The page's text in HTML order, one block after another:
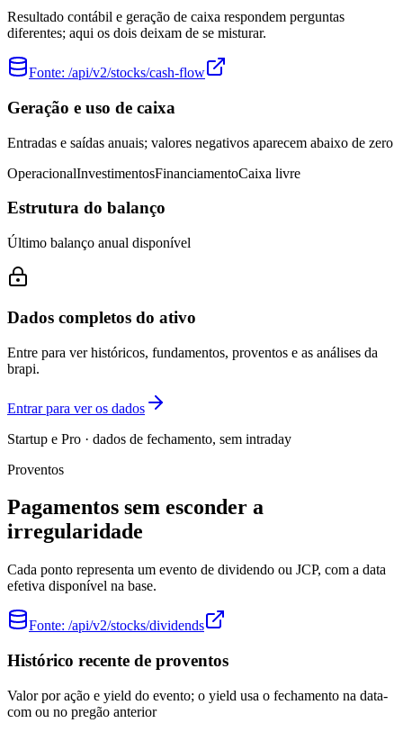
Resultado contábil e geração de caixa respondem perguntas
diferentes; aqui os dois deixam de se misturar.
Fonte: /api/v2/stocks/cash-flow
Geração e uso de caixa
Entradas e saídas anuais; valores negativos aparecem abaixo de zero
OperacionalInvestimentosFinanciamentoCaixa livre
Estrutura do balanço
Último balanço anual disponível
Dados completos do ativo
Entre para ver históricos, fundamentos, proventos e as análises da
brapi.
Entrar para ver os dados
Startup e Pro · dados de fechamento, sem intraday
Proventos
Pagamentos sem esconder a
irregularidade
Cada ponto representa um evento de dividendo ou JCP, com a data
efetiva disponível na base.
Fonte: /api/v2/stocks/dividends
Histórico recente de proventos
Valor por ação e yield do evento; o yield usa o fechamento na data-
com ou no pregão anterior